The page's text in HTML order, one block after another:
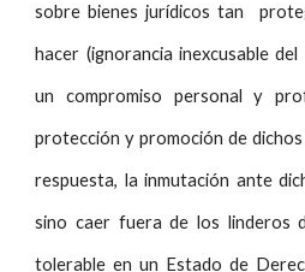
sobre bienes jurídicos tan
hacer (ignorancia inexcusable
un compromiso personal y
protección y promoción de
respuesta, la inmutación ante
sino caer fuera de los linderos
tolerable en un Estado de